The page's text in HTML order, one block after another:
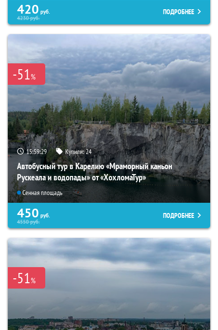
420 руб.
4230руб.
ПОДРОБНЕЕ
-51%
15:59:28 Купили:24
Автобусный тур в Карелию «Мраморный каньон
Рускеала и водопады» от «ХохломаТур»
Сенная площадь
450 руб.
4550руб.
ПОДРОБНЕЕ
-51%